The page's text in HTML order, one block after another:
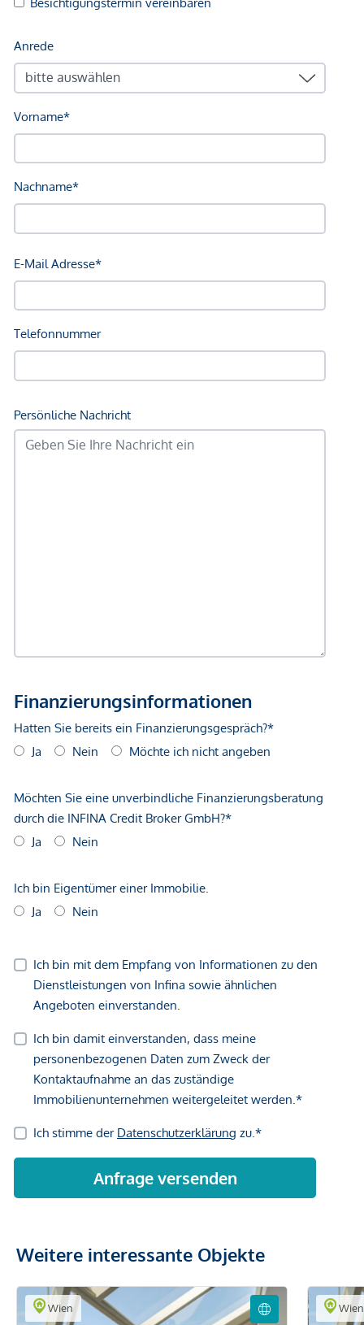
Die hofseitige Drei-Zimmer-Wohnung mit ca. 102 qm
modernes Wohnkonzept mit viel Privatsphäre. Im unteren
Geschoß befindet sich die Küche mit Zugang zum privaten
Innenhof sowie das Wohnzimmer mit Zugang zur Terrasse
Vorraum, Abstellräume sowie ein separates Gäste-WC.
Über die innenliegende Treppe gelangt man in das
Obergeschoß mit zwei geräumigen Schlafzimmern, den
zwei Badezimmern und dem separaten WC.
Die Kombination aus großzügigen Raumhöhen (3,24 m bis
NEBENKOSTEN
Der guten Ordnung halber halten wir fest, dass, sofern im
Abschlussfall eine Provision anfällt, die den in der
festgelegten Sätzen entspricht – das sind 3 % des
Kaufpreises zzgl. 20 % USt. Diese Provisionspflicht besteht
wirtschaftliches Naheverhältnis besteht.
*Der Vertrag kommt nicht mit der INFINA Credit Broker
GmbH zustande. Das Objekt wird von einem externen
Vertragsabschluss resultierende Rechte sind ausschließlich
gegenüber dem anbietenden Immobilienunternehmen
geltend zu machen. Wir weisen Sie darauf hin, dass die
unverbindliche Vorabinformationen sind und daher ohne
Gewähr erfolgen. Der Vermittler ist als Doppelmakler tätig.
Weitere interessante Objekte
Wien Wien